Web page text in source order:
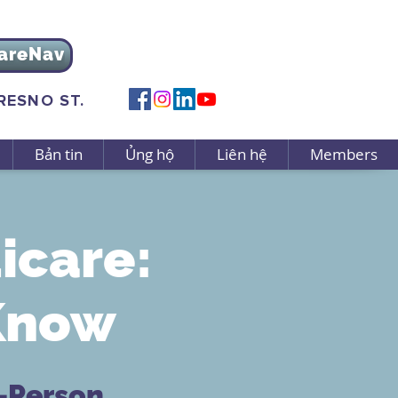
ST.
Bản tin Ủng hộ Liên hệ Members